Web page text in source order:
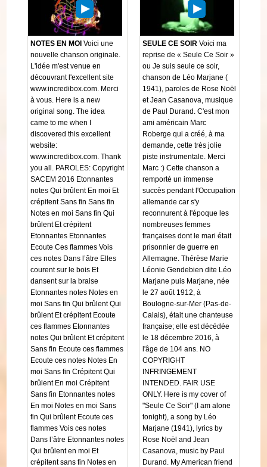
NOTES EN MOI Voici une
nouvelle chanson originale.
L'idée m'est venue en
découvrant l'excellent site
www.incredibox.com. Merci
à vous. Here is a new
original song. The idea
came to me when I
discovered this excellent
website:
www.incredibox.com. Thank
you all. PAROLES: Copyright
SACEM 2016 Etonnantes
notes Qui brûlent En moi Et
crépitent Sans fin Sans fin
Notes en moi Sans fin Qui
brûlent Et crépitent
Etonnantes Etonnantes
Ecoute Ces flammes Vois
ces notes Dans l’âtre Elles
courent sur le bois Et
dansent sur la braise
Etonnantes notes Notes en
moi Sans fin Qui brûlent Qui
brûlent Et crépitent Ecoute
ces flammes Etonnantes
notes Qui brûlent Et crépitent
Sans fin Ecoute ces flammes
Ecoute ces notes Notes En
moi Sans fin Crépitent Qui
brûlent En moi Crépitent
Sans fin Etonnantes notes
En moi Notes en moi Sans
fin Qui brûlent Ecoute ces
flammes Vois ces notes
Dans l’âtre Etonnantes notes
Qui brûlent en moi Et
crépitent sans fin Notes en
SEULE CE SOIR Voici ma
reprise de « Seule Ce Soir »
ou Je suis seule ce soir,
chanson de Léo Marjane (
1941), paroles de Rose Noël
et Jean Casanova, musique
de Paul Durand. C'est mon
ami américain Marc
Roberge qui a créé, à ma
demande, cette très jolie
piste instrumentale. Merci
Marc :) Cette chanson a
remporté un immense
succès pendant l'Occupation
allemande car s'y
reconnurent à l'époque les
nombreuses femmes
françaises dont le mari était
prisonnier de guerre en
Allemagne. Thérèse Marie
Léonie Gendebien dite Léo
Marjane puis Marjane, née
le 27 août 1912, à
Boulogne-sur-Mer (Pas-de-
Calais), était une chanteuse
française; elle est décédée
le 18 décembre 2016, à
l'âge de 104 ans. NO
COPYRIGHT
INFRINGEMENT
INTENDED. FAIR USE
ONLY. Here is my cover of
"Seule Ce Soir" (I am alone
tonight), a song by Léo
Marjane (1941), lyrics by
Rose Noël and Jean
Casanova, music by Paul
Durand. My American friend